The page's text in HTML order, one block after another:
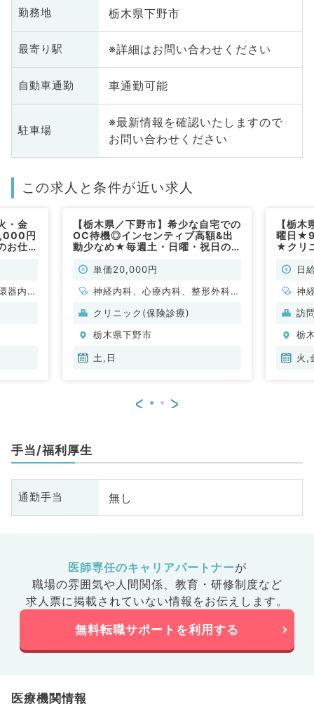
勤務地 栃木県下野市
最寄り駅 ※詳細はお問い合わせください
自動車通勤 車通勤可能
駐車場
※最新情報を確認いたしますので
お問い合わせください
この求人と条件が近い求人
・金
円
お仕
器内
【栃木県／下野市】希少な自宅での
OC待機◎インセンティブ高額&出
動少なめ★毎週土・日曜・祝日の
／非常勤）
単価20,000円
神経内科、心療内科、整形外科、
形成外科、美容外科、脳神経外
小児外科、泌尿器科、一般内科、
循環器内科、呼吸器内科、消化器
外科、消化器外科、乳腺外科、膠
クリニック(保険診療)
栃木県下野市
土,日
【栃
曜日
★クリ
日
神
科
内
訪
栃
火,
< >
手当/福利厚生
通勤手当 無し
医師専任のキャリアパートナーが
職場の雰囲気や人間関係、 教育・研修制度など
求人票に掲載されていない情報をお伝えします。
無料転職サポートを利用する
医療機関情報